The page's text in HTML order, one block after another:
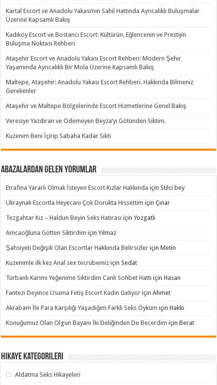
Kartal Escort ve Anadolu Yakası’nın Sahil Hattında Ayrıcalıklı Buluşmalar
Üzerine Kapsamlı Bakış
Kadıköy Escort ve Bostancı Escort: Kültürün, Eğlencenin ve Prestijin
Buluşma Noktası Rehberi
Ataşehir Escort ve Anadolu Yakası Escort Rehberi: Modern Şehir
Yaşamında Ayrıcalıklı Bir Mola Üzerine Kapsamlı Bakış
Maltepe, Ataşehir: Anadolu Yakası Escort Rehberi. Hakkında Bilmeniz
Gerekenler
Ataşehir ve Maltepe Bölgelerinde Escort Hizmetlerine Genel Bakış
Veresiye Yazdıran ve Ödemeyen Beyza’yı Götünden Siktim.
Kuzenim Beni İçirip Sabaha Kadar Sikti
Abazalardan Gelen Yorumlar
Etrafına Yararlı Olmak İsteyen Escort Kızlar Hakkında içinStilci bey
Ukraynalı Escortla Heyecanı Çok Dorukta Hissettim içinÇınar
Tezgahtar Kız – Haldun Beyin Seks Hatırası içinYozgatlı
Amcaoğluna Götten Siktirdim içinYılmaz
Şahsiyeti Değişik Olan Escortlar Hakkında Belirsizler içinMetin
Kuzenimle ilk kez Anal sex tecrübemiz içinSedat
Türbanlı Karımı Yeğenime Siktirdim Canlı Sohbet Hattı içinHasan
Fantezi Deyince Usuma Fetiş Escort Kadın Geliyor içinAhmet
Akrabam İle Para Karşılığı Yaşadığım Farklı Seks Öyküm içinHakkı
Konuğumuz Olan Olgun Bayanı İki Deliğinden De Becerdim içinBerat
Hikaye Kategorileri
Aldatma Seks Hikayeleri